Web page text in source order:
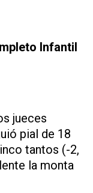
Infantil
jueces
pial de 18
tantos (-2,
la monta